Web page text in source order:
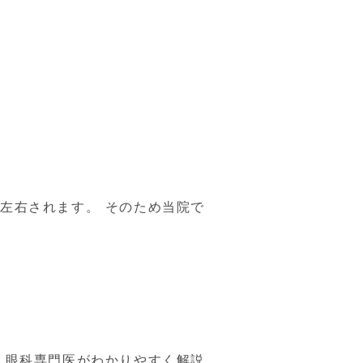
右されます。 そのため当院で